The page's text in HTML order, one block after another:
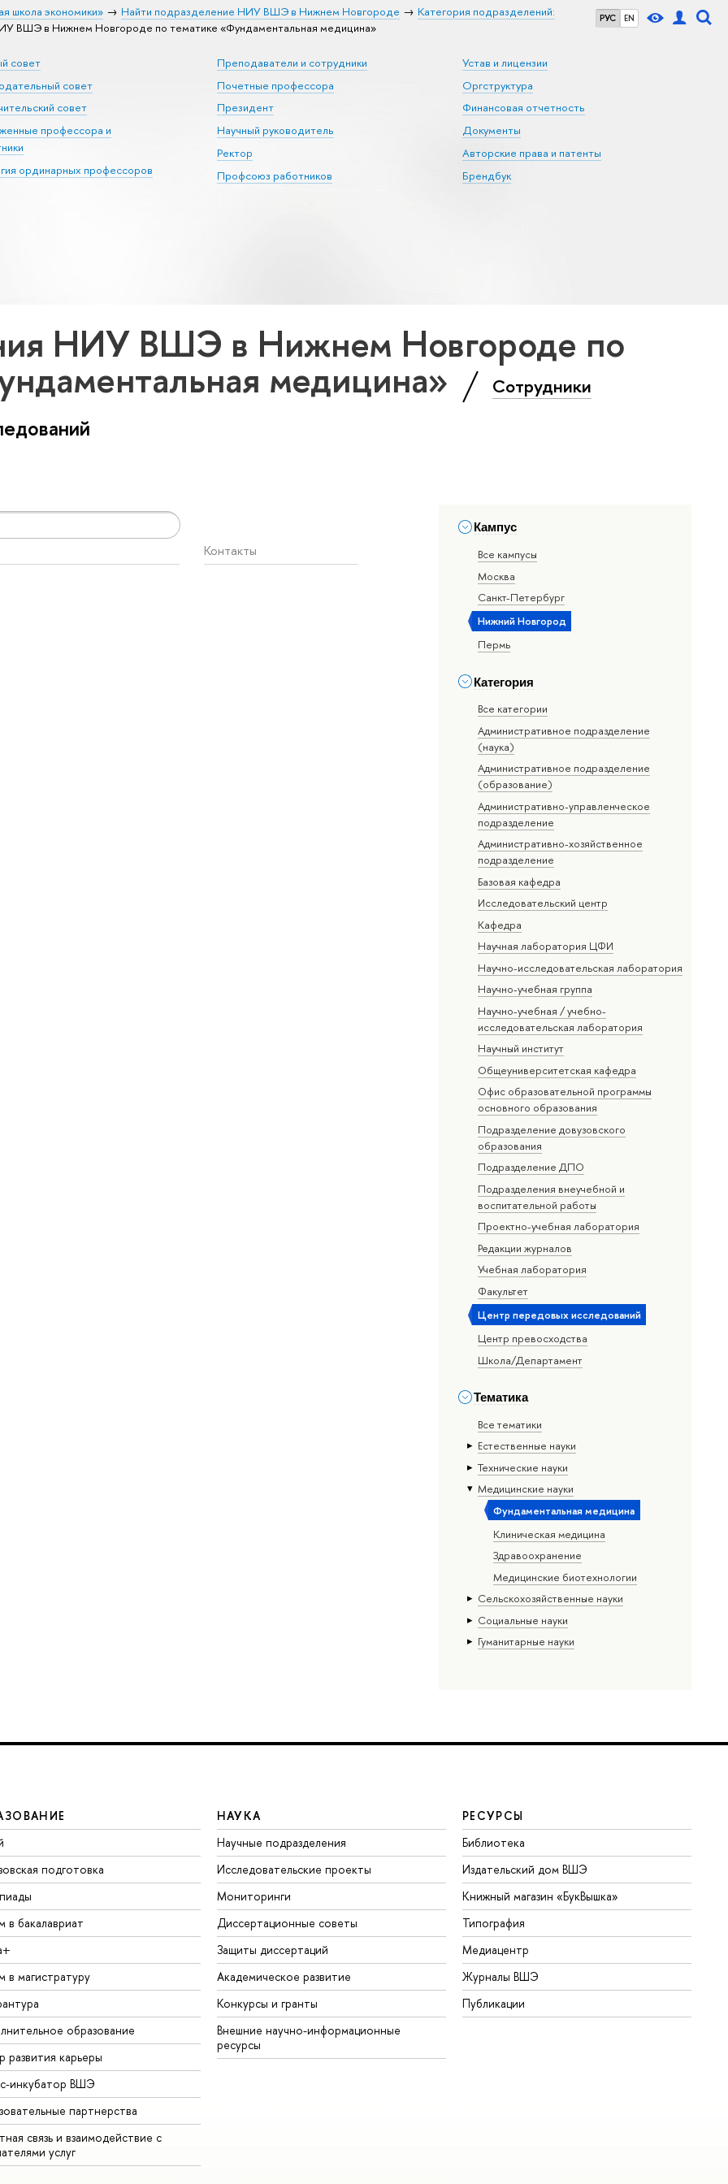
РУС EN
школа экономики» Найти подразделение НИУ ВШЭ в Нижнем Новгороде
Категория подразделений:
ВШЭ в Нижнем Новгороде по тематике «Фундаментальная медицина»
совет
совет
совет
профессора и
ординарных профессоров
Преподаватели и сотрудники
Почетные профессора
Президент
Научный руководитель
Ректор
Профсоюз работников
Устав и лицензии
Оргструктура
Финансовая отчетность
Документы
Авторские права и патенты
Брендбук
НИУ ВШЭ в Нижнем Новгороде по
медицина» Сотрудники
Кампус
Все кампусы
Москва
Санкт-Петербург
Нижний Новгород
Пермь
Категория
Все категории
Административное подразделение
(наука)
Административное подразделение
(образование)
Административно-управленческое
подразделение
Административно-хозяйственное
подразделение
Базовая кафедра
Исследовательский центр
Кафедра
Научная лаборатория ЦФИ
Научно-исследовательская лаборатория
Научно-учебная группа
Научно-учебная / учебно-
исследовательская лаборатория
Научный институт
Общеуниверситетская кафедра
Офис образовательной программы
основного образования
Подразделение довузовского
образования
Подразделение ДПО
Подразделения внеучебной и
воспитательной работы
Проектно-учебная лаборатория
Редакции журналов
Учебная лаборатория
Факультет
Центр передовых исследований
Центр превосходства
Школа/Департамент
Тематика
Все тематики
Естественные науки
Тех­ничес­кие науки
Медицинские науки
Фундаментальная медицина
Клиническая медицина
Здравоохранение
Медицинские биотехнологии
Сельскохозяйственные науки
Социальные науки
Гуманитарные науки
Контакты
подготовка
в бакалавриат
в магистратуру
образование
развития карьеры
инкубатор ВШЭ
партнерства
связь и взаимодействие с
услуг
НАУКА
Научные подразделения
Исследовательские проекты
Мониторинги
Диссертационные советы
Защиты диссертаций
Академическое развитие
Конкурсы и гранты
Внешние научно-информационные
ресурсы
РЕСУРСЫ
Библиотека
Издательский дом ВШЭ
Книжный магазин «БукВышка»
Типография
Медиацентр
Журналы ВШЭ
Публикации